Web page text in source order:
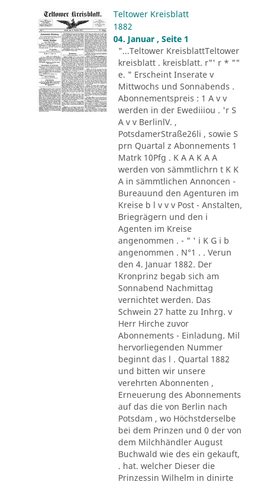
Teltower Kreisblatt
1882
04. Januar , Seite 1
"...Teltower KreisblattTeltower
kreisblatt . kreisblatt. r"' r * ""
e. " Erscheint Inserate v
Mittwochs und Sonnabends .
Abonnementspreis : 1 A v v
werden in der Ewediiiou . 'r S
A v v BerlinlV. ,
PotsdamerStraße26li , sowie S
prn Quartal z Abonnements 1
Matrk 10Pfg . K A A K A A
werden von sämmtlichrn t K K
A in sämmtlichen Annoncen -
Bureauund den Agenturen im
Kreise b l v v v Post - Anstalten,
Briegrägern und den i
Agenten im Kreise
angenommen . - " ' i K G i b
angenommen . N°1 . . Verun
den 4. Januar 1882. Der
Kronprinz begab sich am
Sonnabend Nachmittag
vernichtet werden. Das
Schwein 27 hatte zu Inhrg. v
Herr Hirche zuvor
Abonnements - Einladung. Mil
hervorliegenden Nummer
beginnt das l . Quartal 1882
und bitten wir unsere
verehrten Abonnenten ,
Erneuerung des Abonnements
auf das die von Berlin nach
Potsdam , wo Höchstderselbe
bei dem Prinzen und 0 der von
dem Milchhändler August
Buchwald wie des ein gekauft,
. hat. welcher Dieser die
Prinzessin Wilhelm in dinirte